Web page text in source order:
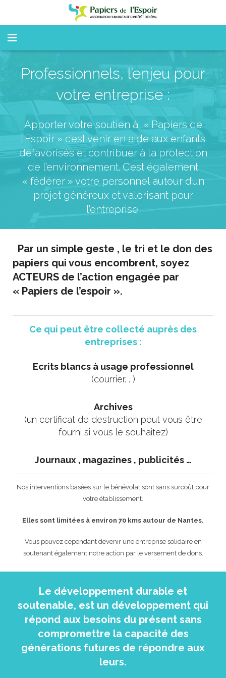
Particuliers
Nous soutenir
Contact
Espace membres
Professionnels, l’enjeu pour
votre entreprise :
Apporter votre soutien à « Papiers de
l’Espoir » c’est venir en aide aux enfants
défavorisés et contribuer à la protection
de l’environnement. C’est également
« fédérer » votre personnel autour d’un
projet généreux et valorisant pour
l’entreprise.
Par un simple geste , le tri et le don des
papiers qui vous encombrent, soyez
ACTEURS de l’action engagée par
« Papiers de l’espoir ».
Ce qui peut être collecté auprès des
entreprises :
Ecrits blancs à usage professionnel
(courrier. . )
Archives
(un certificat de destruction peut vous être
fourni si vous le souhaitez)
Journaux , magazines , publicités …
Nos interventions basées sur le bénévolat sont sans surcoût pour
votre établissement.
Elles sont limitées à environ 70 kms autour de Nantes.
Vous pouvez cependant devenir une entreprise solidaire en
soutenant également notre action par le versement de dons.
Le développement durable et
soutenable, est un développement qui
répond aux besoins du présent sans
compromettre la capacité des
générations futures de répondre aux
leurs.